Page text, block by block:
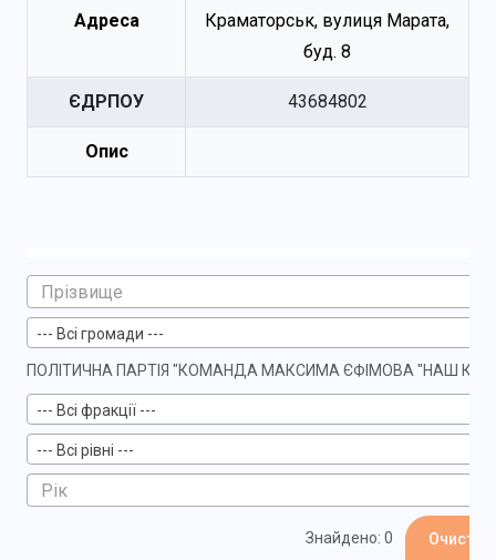
Адреса
Краматорськ, вулиця Марата,
буд. 8
ЄДРПОУ 43684802
Опис
--- Всі громади ---
ПОЛІТИЧНА ПАРТІЯ "КОМАНДА МАКСИМА ЄФІМОВА "НАШ
--- Всі фракції ---
--- Всі рівні ---
Знайдено: 0